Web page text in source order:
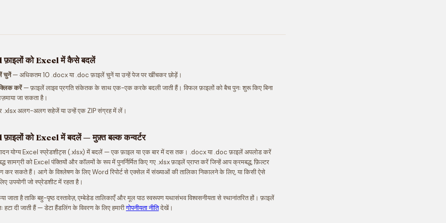
को Excel में कैसे बदलें
चुनें— अधिकतम 10 .docx या .doc फ़ाइलें चुनें या उन्हें पेज पर खींचकर छोड़ें।
करें— फ़ाइलें लाइव प्रगति संकेतक के साथ एक-एक करके बदली जाती हैं। विफल फ़ाइलों को बैच पुनः शुरू किए बिना
जा सकता है।
.xlsx अलग-अलग सहेजें या उन्हें एक ZIP संग्रह में लें।
को Excel में बदलें — मुफ़्त बल्क कन्वर्टर
योग्य Excel स्प्रेडशीट्स (.xlsx) में बदलें — एक फ़ाइल या एक बार में दस तक। .docx या .doc फ़ाइलें अपलोड करें
सामग्री को Excel पंक्तियों और कॉलमों के रूप में पुनर्निर्मित किए गए .xlsx फ़ाइलें प्राप्त करें जिन्हें आप क्रमबद्ध, फ़िल्टर
कर सकते हैं। आगे के विश्लेषण के लिए Word रिपोर्ट से एक्सेल में संख्याओं की तालिका निकालने के लिए, या किसी ऐसे
उपयोगी जो स्प्रेडशीट में रहता है।
जाता है ताकि बहु-पृष्ठ दस्तावेज़, एम्बेडेड तालिकाएँ और मूल पाठ स्वरूपण यथासंभव विश्वसनीयता से स्थानांतरित हों। फ़ाइलें
हटा दी जाती हैं — डेटा हैंडलिंग के विवरण के लिए हमारीगोपनीयता नीतिदेखें।